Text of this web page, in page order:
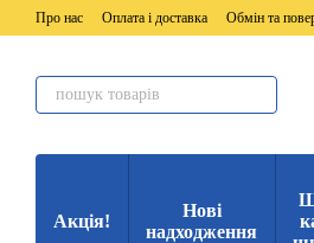
Перейти до основного контенту
Про нас Оплата і доставка Обмін та
Акція!
Нові
надходження